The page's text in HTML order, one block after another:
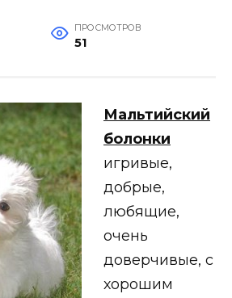
ПРОСМОТРОВ
51
Мальтийский
болонки
игривые,
добрые,
любящие,
очень
доверчивые, с
хорошим